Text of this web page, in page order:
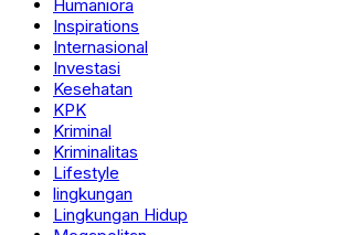
Humaniora
Inspirations
Internasional
Investasi
Kesehatan
KPK
Kriminal
Kriminalitas
Lifestyle
lingkungan
Lingkungan Hidup